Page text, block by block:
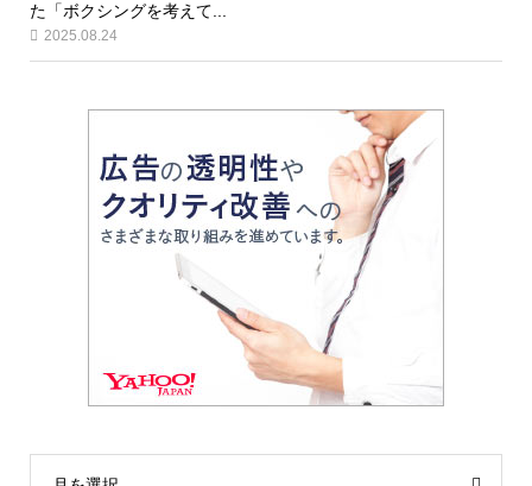
た「ボクシングを考えて...
2025.08.24